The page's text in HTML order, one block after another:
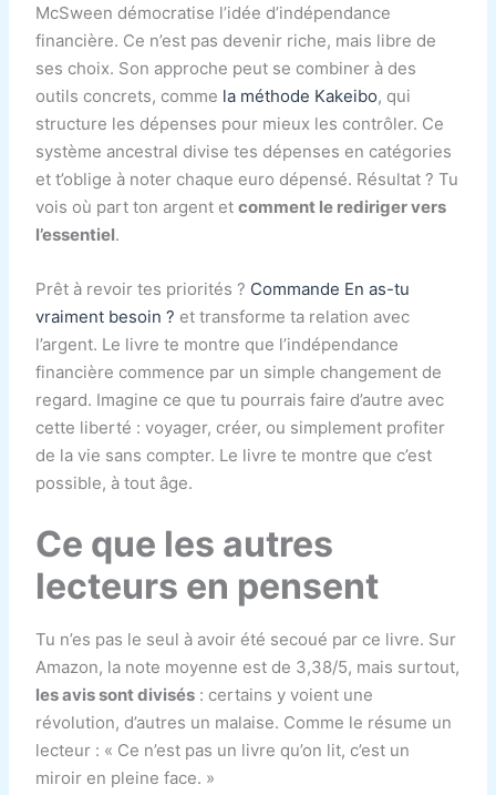
McSween démocratise l’idée d’indépendance
financière. Ce n’est pas devenir riche, mais libre de
ses choix. Son approche peut se combiner à des
outils concrets, comme la méthode Kakeibo, qui
structure les dépenses pour mieux les contrôler. Ce
système ancestral divise tes dépenses en catégories
et t’oblige à noter chaque euro dépensé. Résultat ? Tu
vois où part ton argent etcomment le rediriger vers
l’essentiel.
Prêt à revoir tes priorités ? Commande En as-tu
vraiment besoin ? et transforme ta relation avec
l’argent. Le livre te montre que l’indépendance
financière commence par un simple changement de
regard. Imagine ce que tu pourrais faire d’autre avec
cette liberté : voyager, créer, ou simplement profiter
de la vie sans compter. Le livre te montre que c’est
possible, à tout âge.
Ce que les autres
lecteurs en pensent
Tu n’es pas le seul à avoir été secoué par ce livre. Sur
Amazon, la note moyenne est de 3,38/5, mais surtout,
les avis sont divisés : certains y voient une
révolution, d’autres un malaise. Comme le résume un
lecteur : « Ce n’est pas un livre qu’on lit, c’est un
miroir en pleine face. »